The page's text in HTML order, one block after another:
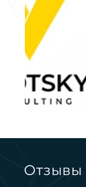
Отзывы